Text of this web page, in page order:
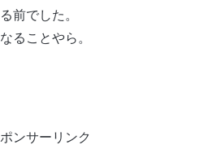
前でした。
ることやら。
ンサーリンク